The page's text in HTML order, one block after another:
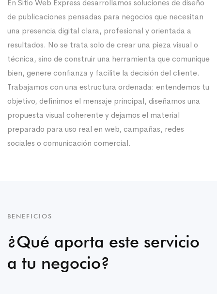
En Sitio Web Express desarrollamos soluciones de diseño
de publicaciones pensadas para negocios que necesitan
una presencia digital clara, profesional y orientada a
resultados. No se trata solo de crear una pieza visual o
técnica, sino de construir una herramienta que comunique
bien, genere confianza y facilite la decisión del cliente.
Trabajamos con una estructura ordenada: entendemos tu
objetivo, definimos el mensaje principal, diseñamos una
propuesta visual coherente y dejamos el material
preparado para uso real en web, campañas, redes
sociales o comunicación comercial.
BENEFICIOS
¿Qué aporta este servicio
a tu negocio?